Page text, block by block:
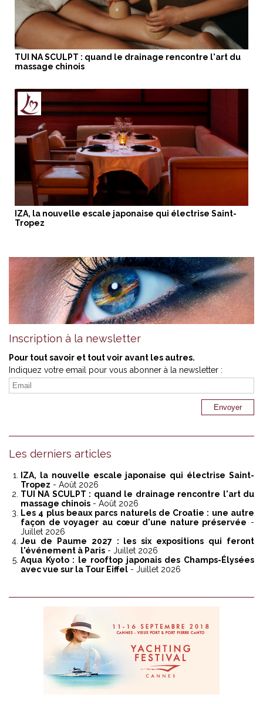
TUI NA SCULPT : quand le drainage rencontre l'art du
massage chinois
IZA, la nouvelle escale japonaise qui électrise Saint-
Tropez
Inscription à la newsletter
Pour tout savoir et tout voir avant les autres.
Indiquez votre email pour vous abonner à la newsletter :
Les derniers articles
IZA, la nouvelle escale japonaise qui électrise Saint-
Tropez - Août 2026
TUI NA SCULPT : quand le drainage rencontre l'art du
massage chinois - Août 2026
Les 4 plus beaux parcs naturels de Croatie : une autre
façon de voyager au cœur d'une nature préservée -
Juillet 2026
Jeu de Paume 2027 : les six expositions qui feront
l'événement à Paris - Juillet 2026
Aqua Kyoto : le rooftop japonais des Champs-Élysées
avec vue sur la Tour Eiffel - Juillet 2026